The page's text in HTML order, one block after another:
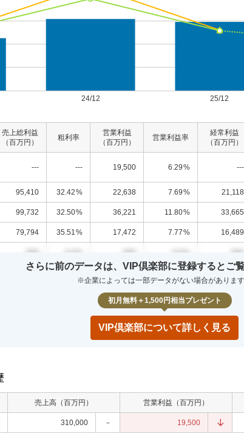
売上総利益
（百万円）
粗利率
営業利益
（百万円）
営業利益率
経常利益
（百万円）
--- --- 19,500 6.29% ---
95,410 32.42% 22,638 7.69% 21,118
99,732 32.50% 36,221 11.80% 33,665
79,794 35.51 % 17,472 7.77% 16,489
000 0.0% 000 0.0% 000
000 0.0% 000
さらに前のデータは、VIP倶楽部に登録するとご
※企業によっては一部データがない場合があります
初月無料＋1,500円相当プレゼント
VIP倶楽部について詳しく見る
売上高（百万円） 営業利益（百万円）
310,000 － 19,500